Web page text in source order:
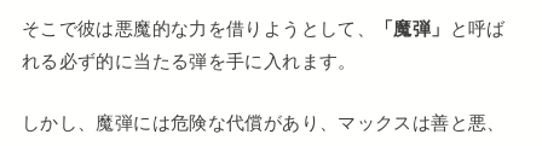
そこで彼は悪魔的な力を借りようとして、 「魔弾」 と呼ば
れる必ず的に当たる弾を手に入れます。
しかし、魔弾には危険な代償があり、マックスは善と悪、